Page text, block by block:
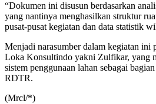
“Dokumen ini disusun berdasarkan
yang nantinya menghasilkan struktur
pusat-pusat kegiatan dan data statistik
Menjadi narasumber dalam kegiatan ini
Loka Konsultindo yakni Zulfikar, yang
sistem penggunaan lahan sebagai
RDTR.
(Mrcl/*)